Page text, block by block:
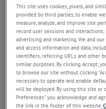
a
o
n
ermöglicht dem System eine
Reproduzierbarkeit selbst bei
einseitiger Belastung. Die
bearbeiteten
Kugelschienenführung aus
einem starren, leichtgängigen
This site uses cookies, pixels, and
provided by third parties, to enable
measure, analyze, and improve site
record user sessions and
advertising and marketing. We and
and access information and data,
identifiers, referring URLs and other
similar purposes. By clicking Accept,
to browse our site without clicking
necessary to operate and enable
will be deployed. By using this site or
Preferences” you acknowledge and
the link in the footer of this website,